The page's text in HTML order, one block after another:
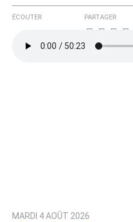
ÉCOUTER PARTAGER
MARDI 4 AOÛT 2026